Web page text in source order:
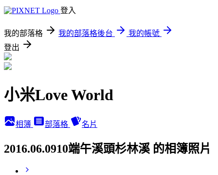
登入
我的部落格 我的部落格後台
我的帳號
登出
小米Love World
相簿 部落格 名片
2016.06.0910端午溪頭杉林溪 的相簿照片